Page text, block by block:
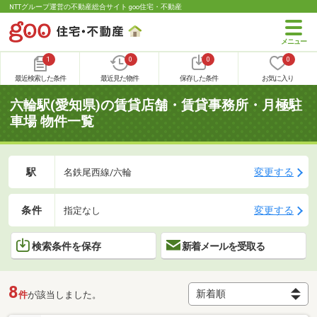
NTTグループ運営の不動産総合サイト goo住宅・不動産
1
最近検索した条件
0
最近見た物件
0
保存した条件
0
お気に入り
六輪駅(愛知県)の賃貸店舗・賃貸事務所・月極駐
車場 物件一覧
駅 名鉄尾西線/六輪 変更する
条件 指定なし 変更する
検索条件を保存 新着メールを受取る
8件が該当しました。